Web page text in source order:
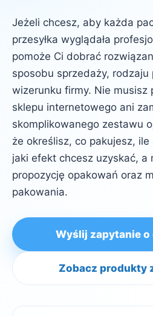
Jeżeli chcesz, aby każda
przesyłka wyglądała
pomoże Ci dobrać
sposobu sprzedaży,
wizerunku firmy. Nie musisz
sklepu internetowego ani
skomplikowanego zestawu
że określisz, co pakujesz,
jaki efekt chcesz uzyskać, a
propozycję opakowań oraz
pakowania.
Wyślij zapytanie o
Zobacz produkty